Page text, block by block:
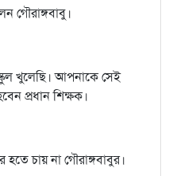
গৌরাঙ্গবাবু।
খুলেছি। আপনাকে সেই
প্রধান শিক্ষক।
হতে চায় না গৌরাঙ্গবাবুর।